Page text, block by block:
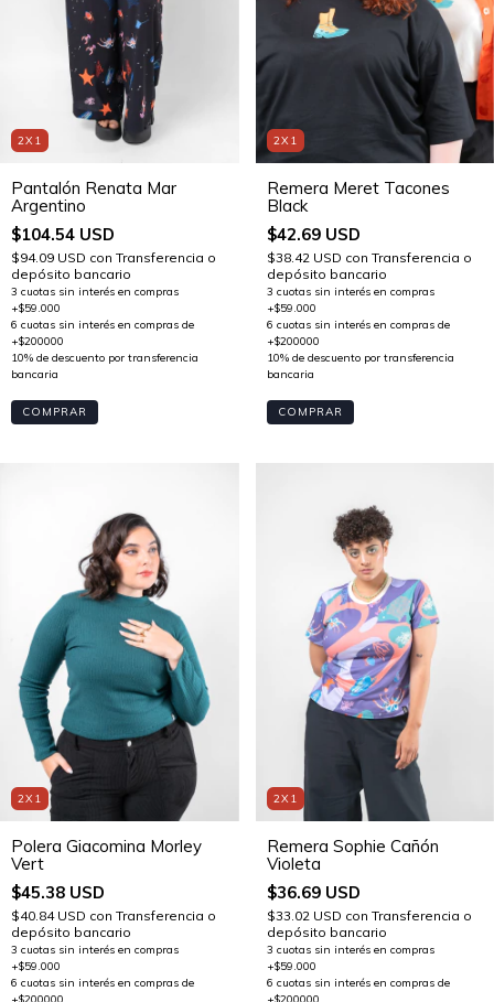
2X1
Pantalón Renata Mar
Argentino
$104.54 USD
$94.09 USD con Transferencia o
depósito bancario
COMPRAR
2X1
Remera Meret Tacones
Black
$42.69 USD
$38.42 USD con Transferencia o
depósito bancario
COMPRAR
2X1
Polera Giacomina Morley
Vert
$45.38 USD
$40.84 USD con Transferencia o
depósito bancario
2X1
Remera Sophie Cañón
Violeta
$36.69 USD
$33.02 USD con Transferencia o
depósito bancario